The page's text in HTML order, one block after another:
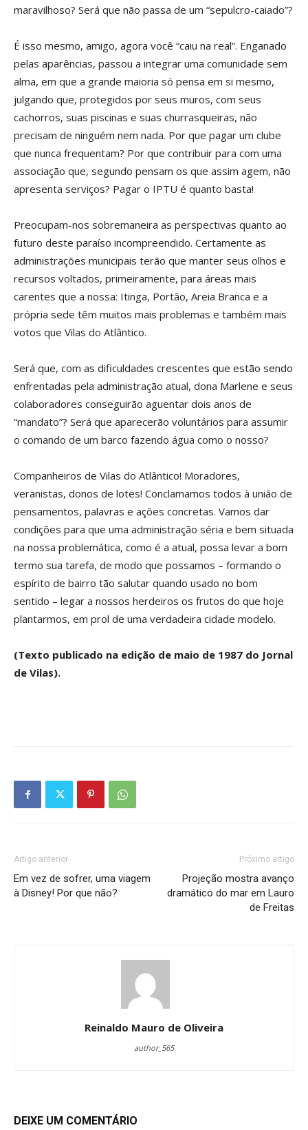
maravilhoso? Será que não passa de um “sepulcro-caiado”?
É isso mesmo, amigo, agora você “caiu na real”. Enganado
pelas aparências, passou a integrar uma comunidade sem
alma, em que a grande maioria só pensa em si mesmo,
julgando que, protegidos por seus muros, com seus
cachorros, suas piscinas e suas churrasqueiras, não
precisam de ninguém nem nada. Por que pagar um clube
que nunca frequentam? Por que contribuir para com uma
associação que, segundo pensam os que assim agem, não
apresenta serviços? Pagar o IPTU é quanto basta!
Preocupam-nos sobremaneira as perspectivas quanto ao
futuro deste paraíso incompreendido. Certamente as
administrações municipais terão que manter seus olhos e
recursos voltados, primeiramente, para áreas mais
carentes que a nossa: Itinga, Portão, Areia Branca e a
própria sede têm muitos mais problemas e também mais
votos que Vilas do Atlântico.
Será que, com as dificuldades crescentes que estão sendo
enfrentadas pela administração atual, dona Marlene e seus
colaboradores conseguirão aguentar dois anos de
“mandato”? Será que aparecerão voluntários para assumir
o comando de um barco fazendo água como o nosso?
Companheiros de Vilas do Atlântico! Moradores,
veranistas, donos de lotes! Conclamamos todos à união de
pensamentos, palavras e ações concretas. Vamos dar
condições para que uma administração séria e bem situada
na nossa problemática, como é a atual, possa levar a bom
termo sua tarefa, de modo que possamos – formando o
espírito de bairro tão salutar quando usado no bom
sentido – legar a nossos herdeiros os frutos do que hoje
plantarmos, em prol de uma verdadeira cidade modelo.
(Texto publicado na edição de maio de 1987 do Jornal
de Vilas).
Artigo anterior
Em vez de sofrer, uma viagem
à Disney! Por que não?
Próximo artigo
Projeção mostra avanço
dramático do mar em Lauro
de Freitas
Reinaldo Mauro de Oliveira
author_565
DEIXE UM COMENTÁRIO